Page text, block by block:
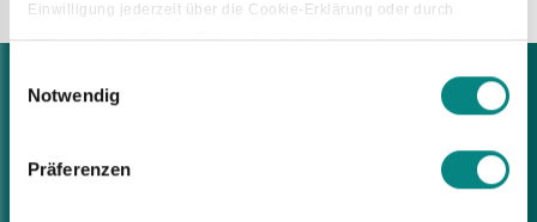
Einwilligung jederzeit über die Cookie-Erklärung oder durch
Klicken auf das Privacy Trigger Symbol ändern oder widerrufen
Wenn Sie es erlauben, würden wir auch gerne:
Notwendig
Präferenzen
Bad Laer Rathaus
Tel.:05424 2911-0